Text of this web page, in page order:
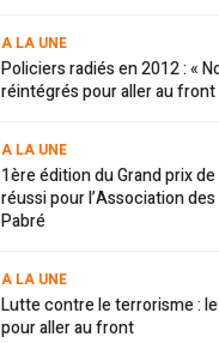
A LA UNE
Policiers radiés en 2012 : «
réintégrés pour aller au front
A LA UNE
1ère édition du Grand prix
réussi pour l’Association
Pabré
A LA UNE
Lutte contre le terrorisme :
pour aller au front